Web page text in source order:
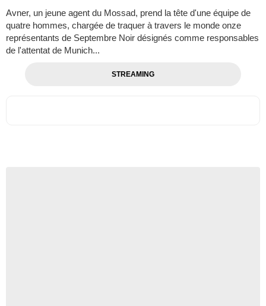
Avner, un jeune agent du Mossad, prend la tête d'une équipe de
quatre hommes, chargée de traquer à travers le monde onze
représentants de Septembre Noir désignés comme responsables
de l'attentat de Munich...
STREAMING